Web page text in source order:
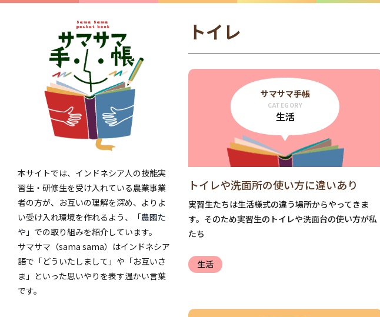
本サイトでは、インドネシア人の技能実
習生・研修生を受け入れている農業事業
者の方が、お互いの理解を深め、よりよ
い受け入れ環境を作れるよう、「農園た
や 」での取り組みを紹介しています。
サマサマ（sama sama）はインドネシア
語で「どういたしまして」や「お互いさ
ま」といった思いやりを表す温かい言葉
です。
トイレ
サマサマ手帳
CATEGORY
生活
トイレや洗面所の使い方に違いあり
実習生たちは生活様式の違う場所からやってきま
す。そのため実習生のトイレや洗面台の使い方が私
たち
生活